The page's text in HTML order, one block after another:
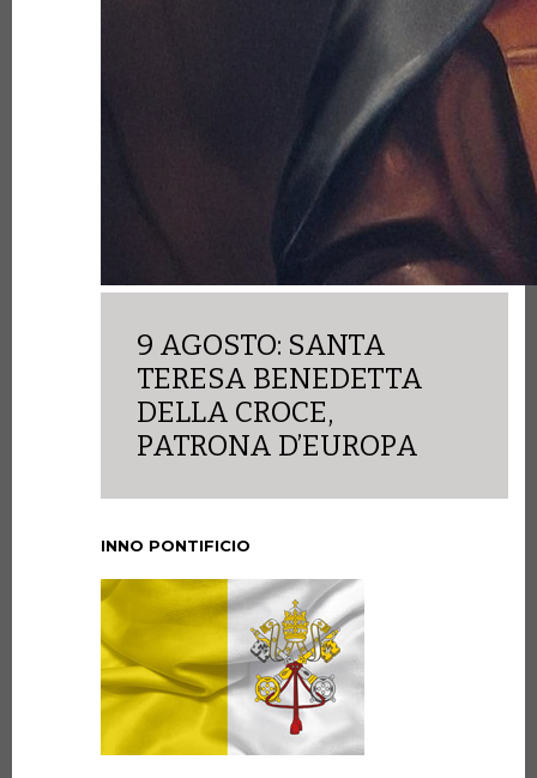
9 AGOSTO: SANTA
TERESA BENEDETTA
DELLA CROCE,
PATRONA D’EUROPA
INNO PONTIFICIO